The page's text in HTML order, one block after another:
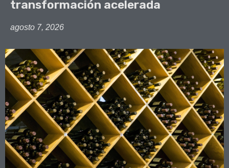
transformación acelerada
agosto 7, 2026